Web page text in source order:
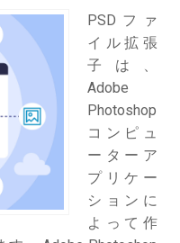
PSDファ
イル拡張
子は、
Adobe
Photoshop
コンピュ
ーターア
プリケー
ションに
よって作